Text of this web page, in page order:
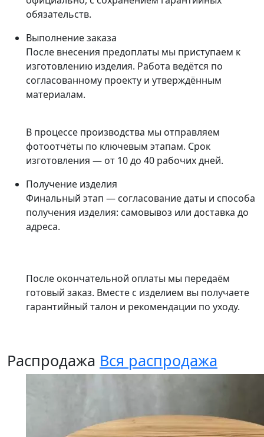
обязательств.
Выполнение заказа
После внесения предоплаты мы приступаем к
изготовлению изделия. Работа ведётся по
согласованному проекту и утверждённым
материалам.
В процессе производства мы отправляем
фотоотчёты по ключевым этапам. Срок
изготовления — от 10 до 40 рабочих дней.
Получение изделия
Финальный этап — согласование даты и способа
получения изделия: самовывоз или доставка до
адреса.
После окончательной оплаты мы передаём
готовый заказ. Вместе с изделием вы получаете
гарантийный талон и рекомендации по уходу.
Распродажа Вся распродажа